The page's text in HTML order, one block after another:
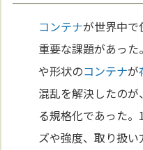
コンテナが世界中で
重要な課題があっ
や形状のコンテナが
混乱を解決したのが、
る規格化であった。
ズや強度、取り扱